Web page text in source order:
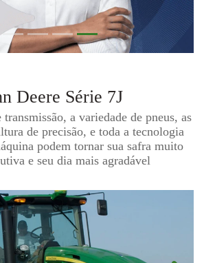
Deere Série 7J
a variedade de pneus, as
de precisão, e toda a tecnologia
podem tornar sua safra muito
e seu dia mais agradável